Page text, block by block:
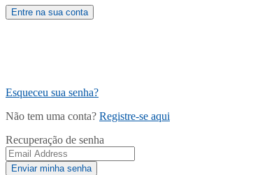
Esqueceu sua senha?
Não tem uma conta? Registre-se aqui
Recuperação de senha